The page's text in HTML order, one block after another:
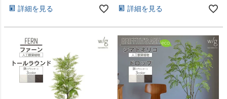
詳細を見る 詳細を見る